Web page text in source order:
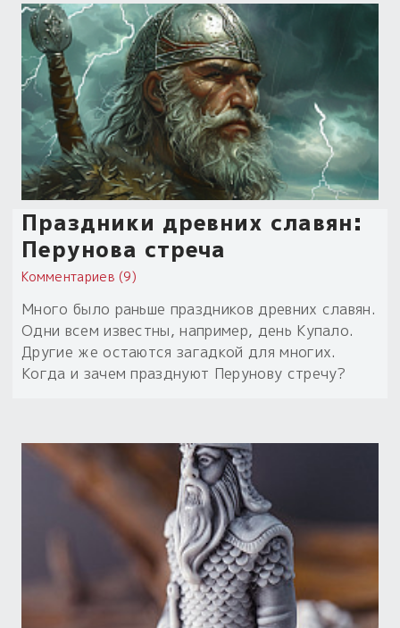
Праздники древних славян:
Перунова стреча
Комментариев (9)
Много было раньше праздников древних славян.
Одни всем известны, например, день Купало.
Другие же остаются загадкой для многих.
Когда и зачем празднуют Перунову стречу?